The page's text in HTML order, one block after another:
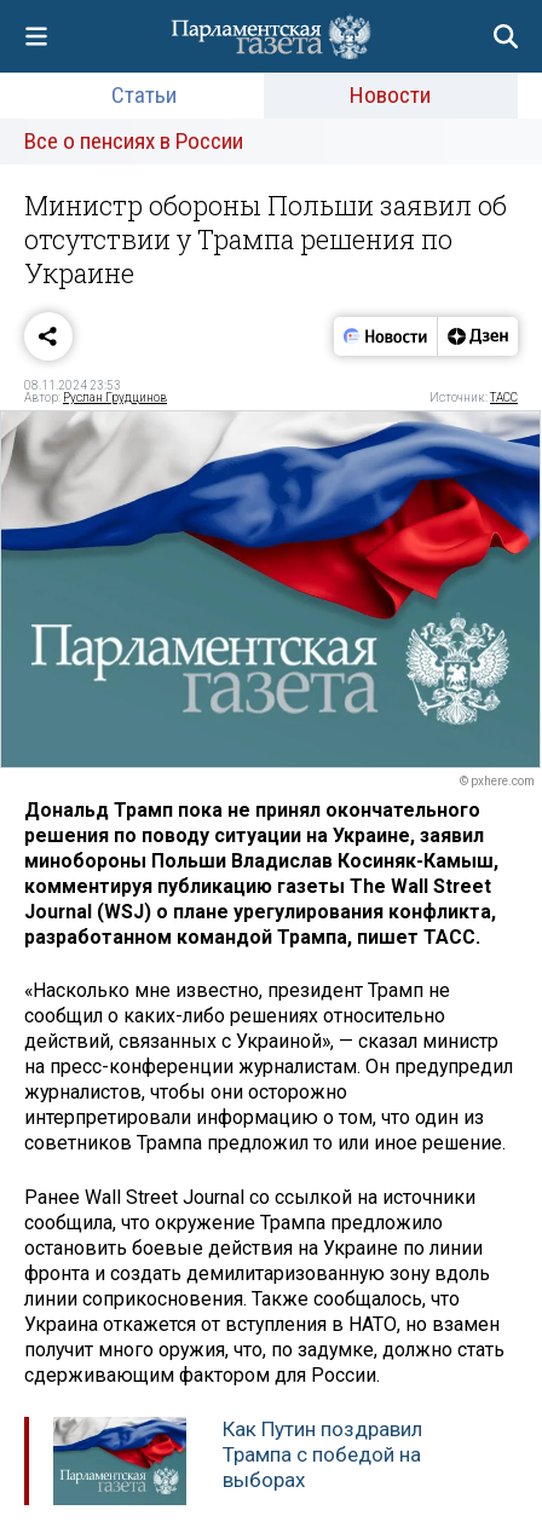
Статьи
Новости
Все о пенсиях в России
Министр обороны Польши заявил об
отсутствии у Трампа решения по
Украине
08.11.2024 23:53
Автор: Руслан Грудцинов Источник:ТАСС
© pxhere.com
Дональд Трамп пока не принял окончательного
решения по поводу ситуации на Украине, заявил
минобороны Польши Владислав Косиняк-Камыш,
комментируя публикацию газеты The Wall Street
Journal (WSJ) о плане урегулирования конфликта,
разработанном командой Трампа, пишет ТАСС.
«Насколько мне известно, президент Трамп не
сообщил о каких-либо решениях относительно
действий, связанных с Украиной», — сказал министр
на пресс-конференции журналистам. Он предупредил
журналистов, чтобы они осторожно
интерпретировали информацию о том, что один из
советников Трампа предложил то или иное решение.
Ранее Wall Street Journal со ссылкой на источники
сообщила, что окружение Трампа предложило
остановить боевые действия на Украине по линии
фронта и создать демилитаризованную зону вдоль
линии соприкосновения. Также сообщалось, что
Украина откажется от вступления в НАТО, но взамен
получит много оружия, что, по задумке, должно стать
сдерживающим фактором для России.
Как Путин поздравил
Трампа с победой на
выборах